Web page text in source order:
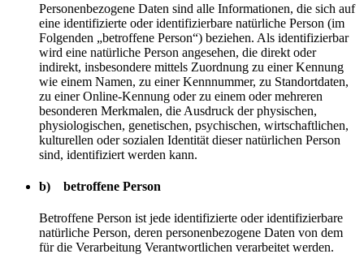
Personenbezogene Daten sind alle Informationen, die sich auf
eine identifizierte oder identifizierbare natürliche Person (im
Folgenden „betroffene Person“) beziehen. Als identifizierbar
wird eine natürliche Person angesehen, die direkt oder
indirekt, insbesondere mittels Zuordnung zu einer Kennung
wie einem Namen, zu einer Kennnummer, zu Standortdaten,
zu einer Online-Kennung oder zu einem oder mehreren
besonderen Merkmalen, die Ausdruck der physischen,
physiologischen, genetischen, psychischen, wirtschaftlichen,
kulturellen oder sozialen Identität dieser natürlichen Person
sind, identifiziert werden kann.
b) betroffene Person
Betroffene Person ist jede identifizierte oder identifizierbare
natürliche Person, deren personenbezogene Daten von dem
für die Verarbeitung Verantwortlichen verarbeitet werden.